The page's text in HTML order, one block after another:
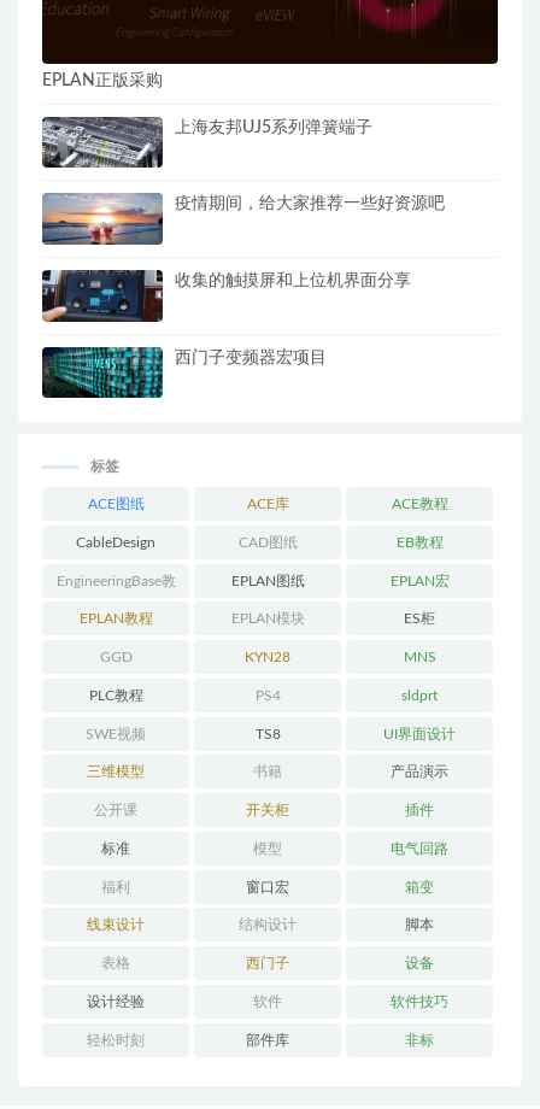
EPLAN正版采购
上海友邦UJ5系列弹簧端子
疫情期间，给大家推荐一些好资源吧
收集的触摸屏和上位机界面分享
西门子变频器宏项目
标签
ACE图纸 ACE库 ACE教程
CableDesign CAD图纸 EB教程
EngineeringBase教
程
EPLAN图纸 EPLAN宏
EPLAN教程 EPLAN模块 ES柜
GGD KYN28 MNS
PLC教程 PS4 sldprt
SWE视频 TS8 UI界面设计
三维模型 书籍 产品演示
公开课 开关柜 插件
标准 模型 电气回路
福利 窗口宏 箱变
线束设计 结构设计 脚本
表格 西门子 设备
设计经验 软件 软件技巧
轻松时刻 部件库 非标